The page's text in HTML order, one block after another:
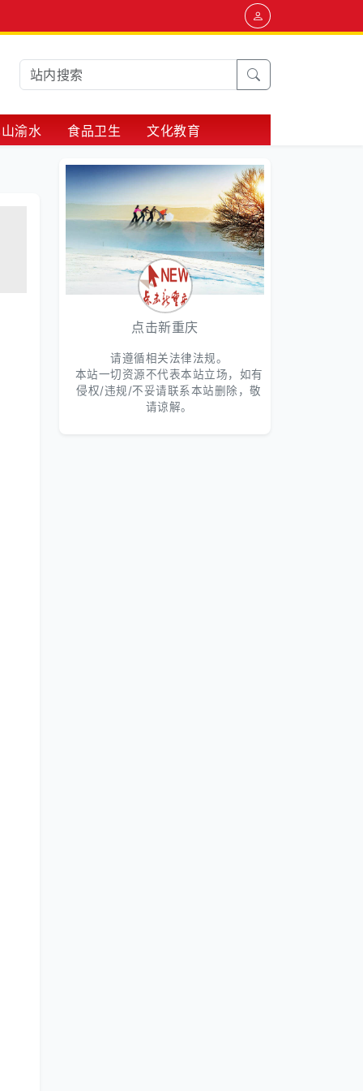
渝水 食品卫生 文化教育
点击新重庆
请遵循相关法律法规。
本站一切资源不代表本站立场，如有
侵权/违规/不妥请联系本站删除，敬
请谅解。